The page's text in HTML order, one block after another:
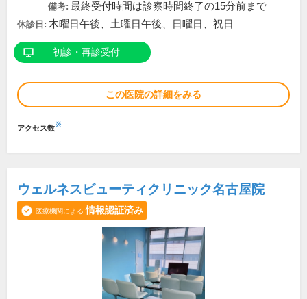
備考: 最終受付時間は診察時間終了の15分前まで
休診日: 木曜日午後、土曜日午後、日曜日、祝日
初診・再診受付
この医院の詳細をみる
アクセス数※
ウェルネスビューティクリニック名古屋院
医療機関による 情報認証済み